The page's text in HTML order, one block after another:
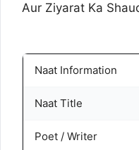
Aur Ziyarat Ka
Naat Information
Naat Title
Poet / Writer